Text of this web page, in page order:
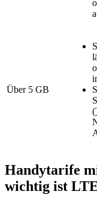
Über 5 GB
(
Handytarife
wichtig ist